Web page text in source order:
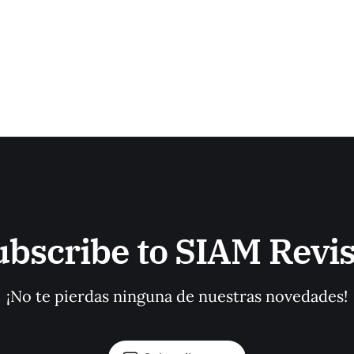
to SIAM
¡No te pierdas ninguna de nuestras novedades!